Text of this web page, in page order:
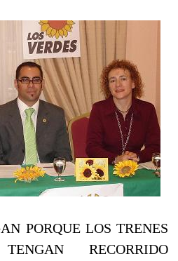
PORQUE LOS TRENES
RECORRIDO